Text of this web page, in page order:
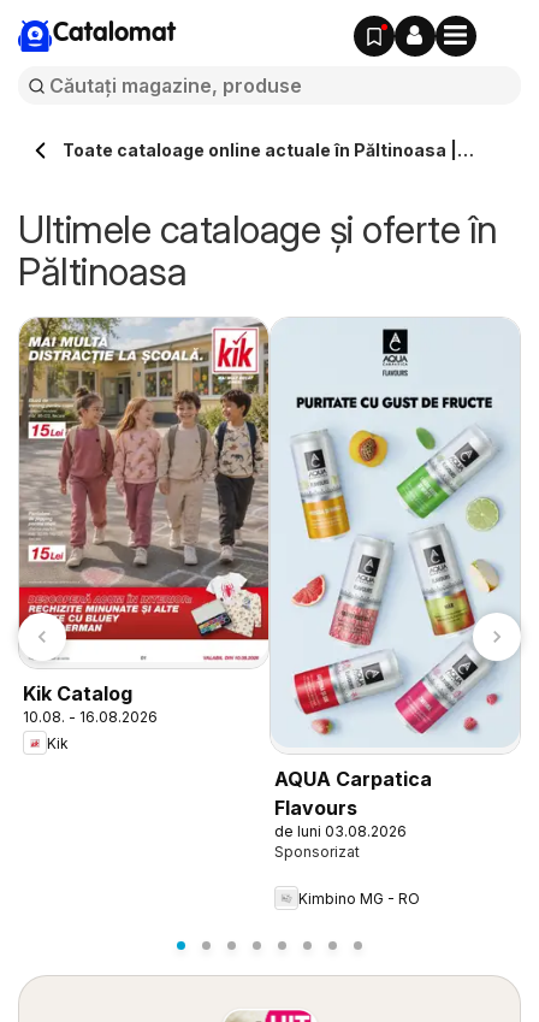
Catalomat
Toate cataloage online actuale în Păltinoasa |
Ultimele cataloage și oferte în
Păltinoasa
Kik Catalog
10.08. - 16.08.2026
Kik
AQUA Carpatica
Flavours
de luni 03.08.2026
Kimbino MG - RO